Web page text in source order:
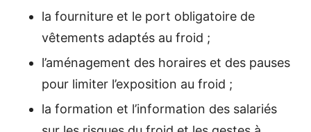
la fourniture et le port obligatoire de
vêtements adaptés au froid ;
l’aménagement des horaires et des pauses
pour limiter l’exposition au froid ;
la formation et l’information des salariés